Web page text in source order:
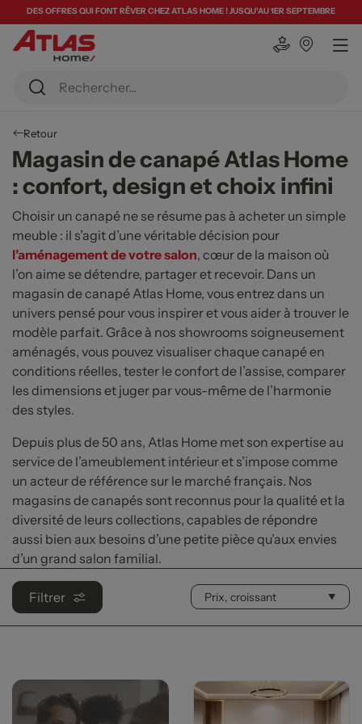
DES OFFRES QUI FONT RÊVER CHEZ ATLAS HOME ! JUSQU'AU 1ER SEPTEMBRE
Retour
Magasin de canapé Atlas Home
: confort, design et choix infini
Choisir un canapé ne se résume pas à acheter un simple
meuble : il s’agit d’une véritable décision pour
l’aménagement de votre salon, cœur de la maison où
l’on aime se détendre, partager et recevoir. Dans un
magasin de canapé Atlas Home, vous entrez dans un
univers pensé pour vous inspirer et vous aider à trouver le
modèle parfait. Grâce à nos showrooms soigneusement
aménagés, vous pouvez visualiser chaque canapé en
conditions réelles, tester le confort de l’assise, comparer
les dimensions et juger par vous-même de l’harmonie
des styles.
Depuis plus de 50 ans, Atlas Home met son expertise au
service de l’ameublement intérieur et s’impose comme
un acteur de référence sur le marché français. Nos
magasins de canapés sont reconnus pour la qualité et la
diversité de leurs collections, capables de répondre
aussi bien aux besoins d’une petite pièce qu’aux envies
d’un grand salon familial.
Filtrer